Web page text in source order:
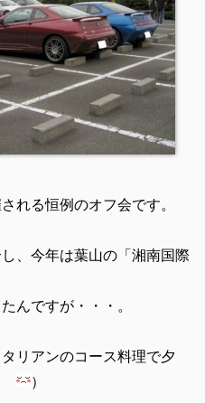
れる恒例のオフ会です。
、今年は葉山の「湘南国際
んですが・・・。
リアンのコース料理で夕
）